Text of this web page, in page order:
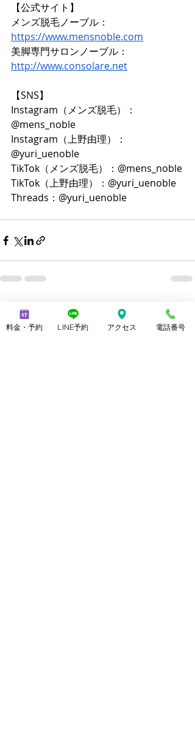
【公式サイト】
メンズ脱毛ノーブル：
https://www.mensnoble.com
美脚専門サロンノーブル：
http://www.consolare.net
【SNS】
Instagram（メンズ脱毛）：
@mens_noble
Instagram（上野由理）：
@yuri_uenoble
TikTok（メンズ脱毛）：@mens_noble
TikTok（上野由理）：@yuri_uenoble
Threads：@yuri_uenoble
最新記事 すべて表示
料金・予約 LINE予約 アクセス 電話番号